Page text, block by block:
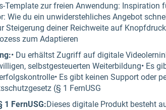
Template zur freien Anwendung: Inspiration
Wie du ein unwiderstehliches Angebot
Steigerung deiner Reichweite auf
zum Adaptieren
• Du erhältst Zugriff auf digitale
selbstgesteuerten Weiterbildung• Es
Es gibt keinen Support oder
(§ 1 FernUSG
1 FernUSG:Dieses digitale Produkt besteht